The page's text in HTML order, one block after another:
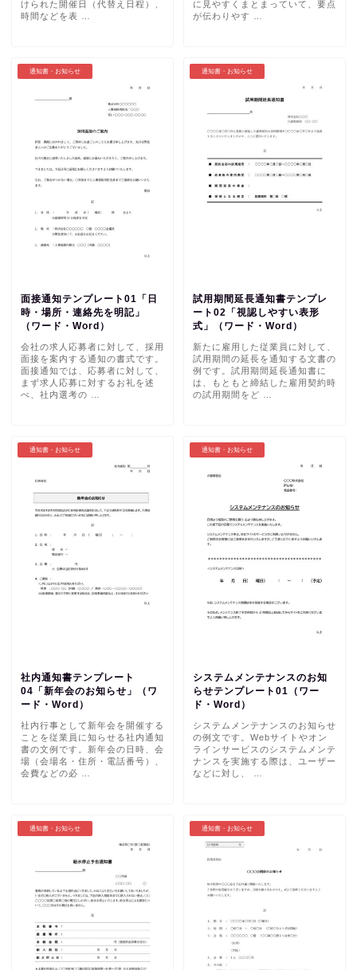
けられた開催日（代替え日程）、
時間などを表 …
に見やすくまとまっていて、要点
が伝わりやす …
通知書・お知らせ
面接通知テンプレート01「日
時・場所・連絡先を明記」
（ワード・Word）
会社の求人応募者に対して、採用
面接を案内する通知の書式です。
面接通知では、応募者に対して、
まず求人応募に対するお礼を述
べ、社内選考の …
通知書・お知らせ
試用期間延長通知書テンプレ
ート02「視認しやすい表形
式」（ワード・Word）
新たに雇用した従業員に対して、
試用期間の延長を通知する文書の
例です。試用期間延長通知書に
は、もともと締結した雇用契約時
の試用期間をど …
通知書・お知らせ
社内通知書テンプレート
04「新年会のお知らせ」（ワ
ード・Word）
社内行事として新年会を開催する
ことを従業員に知らせる社内通知
書の文例です。新年会の日時、会
場（会場名・住所・電話番号）、
会費などの必 …
通知書・お知らせ
システムメンテナンスのお知
らせテンプレート01（ワー
ド・Word）
システムメンテナンスのお知らせ
の例文です。Webサイトやオン
ラインサービスのシステムメンテ
ナンスを実施する際は、ユーザー
などに対し、 …
通知書・お知らせ 通知書・お知らせ